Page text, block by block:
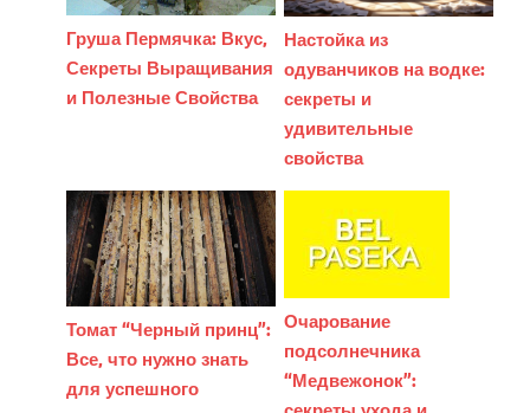
Груша Пермячка: Вкус,
Секреты Выращивания
и Полезные Свойства
Настойка из
одуванчиков на водке:
секреты и
удивительные
свойства
Томат “Черный принц”:
Все, что нужно знать
для успешного
Очарование
подсолнечника
“Медвежонок”: